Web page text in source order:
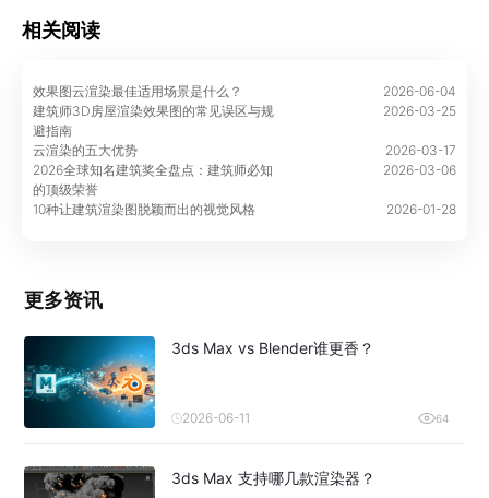
相关阅读
效果图云渲染最佳适用场景是什么？
2026-06-04
建筑师3D房屋渲染效果图的常见误区与规
避指南
2026-03-25
云渲染的五大优势
2026-03-17
2026全球知名建筑奖全盘点：建筑师必知
的顶级荣誉
2026-03-06
10种让建筑渲染图脱颖而出的视觉风格 2026-01-28
更多资讯
3ds Max vs Blender谁更香？
2026-06-11 64
3ds Max 支持哪几款渲染器？